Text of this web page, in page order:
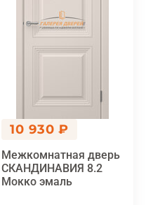
10 930 ₽
Межкомнатная дверь
СКАНДИНАВИЯ 8.2
Мокко эмаль